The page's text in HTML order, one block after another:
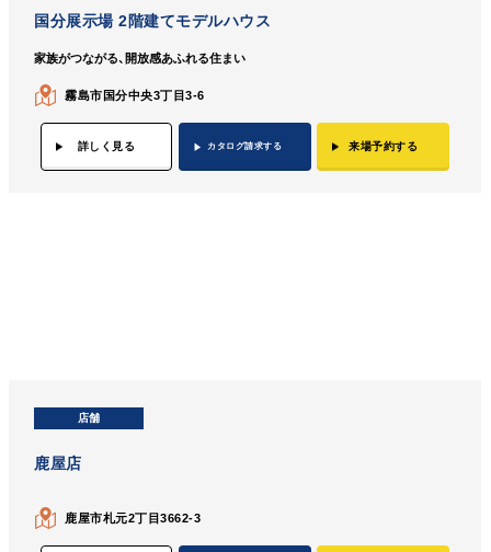
国分展示場 2階建てモデルハウス
家族がつながる、開放感あふれる住まい
霧島市国分中央3丁目3-6
詳しく見る カタログ請求する 来場予約する
鹿屋店
店舗
鹿屋市札元2丁目3662-3